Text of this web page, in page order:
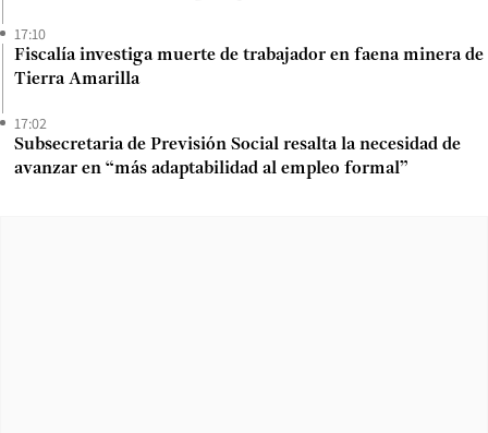
17:10
Fiscalía investiga muerte de trabajador en faena minera de
Tierra Amarilla
17:02
Subsecretaria de Previsión Social resalta la necesidad de
avanzar en “más adaptabilidad al empleo formal”